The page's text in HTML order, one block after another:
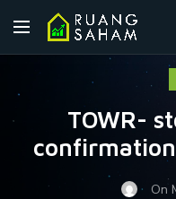
TOWR-
On